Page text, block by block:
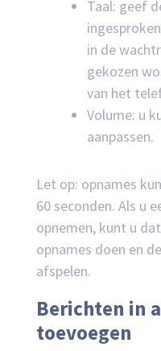
Taal: geef
in de
gekozen
van het
Volume: u
aanpassen.
Let op: opnames
60 seconden. Als u
opnemen, kunt u
opnames doen en
afspelen.
Berichten in
toevoegen